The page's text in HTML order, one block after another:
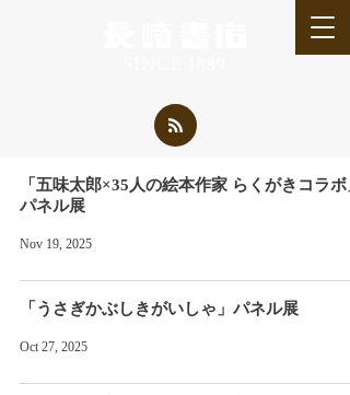
「五味太郎×35人の絵本作家 らくがきコラボ
パネル展
Nov 19, 2025
「うさぎかぶしきがいしゃ」パネル展
Oct 27, 2025